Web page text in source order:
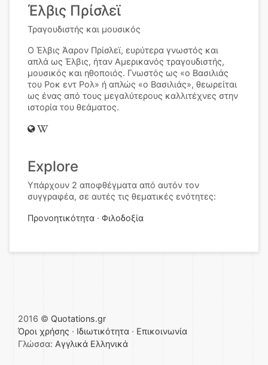
Έλβις Πρίσλεϊ
Τραγουδιστής και μουσικός
Ο Έλβις Άαρον Πρίσλεϊ, ευρύτερα γνωστός και
απλά ως Έλβις, ήταν Αμερικανός τραγουδιστής,
μουσικός και ηθοποιός. Γνωστός ως «ο Βασιλιάς
του Ροκ εντ Ρολ» ή απλώς «ο Βασιλιάς», θεωρείται
ως ένας από τους μεγαλύτερους καλλιτέχνες στην
ιστορία του θεάματος.
Explore
Υπάρχουν 2 αποφθέγματα από αυτόν τον
συγγραφέα, σε αυτές τις θεματικές ενότητες:
Προνοητικότητα Φιλοδοξία
2016 © Quotations.gr
Όροι χρήσης · Ιδιωτικότητα · Επικοινωνία
Γλώσσα: Αγγλικά Ελληνικά